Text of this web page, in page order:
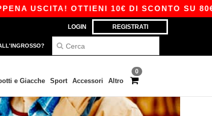
OTTIENI 10€ DI SCONTO SU 80€ CON
LOGIN REGISTRATI
0
e Giacche Sport Accessori Altro